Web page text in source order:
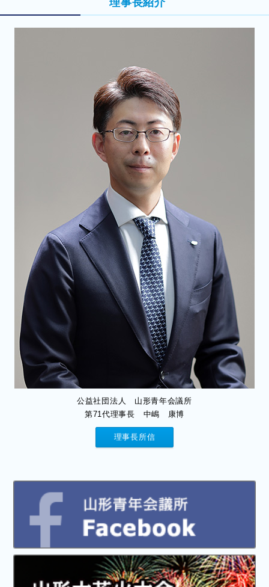
公益社団法人 山形青年会議所
第71代理事長 中嶋 康博
理事長所信